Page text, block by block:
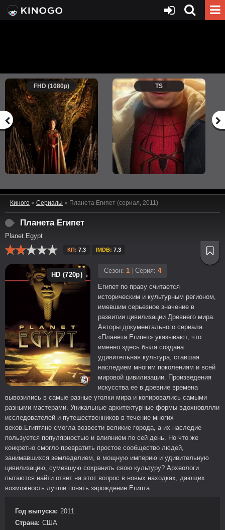
FHD (1080p) TS
Киного » Сериалы » Планета Египет (сериал, 2011)
Планета Египет
Planet Egypt
КП: 7.3 IMDB: 7.3
HD (720p)
Сезон: 1 Серия: 4
Египет по праву считается
историческим и культурным регионом,
имевшим серьезное значение в
развитии цивилизации Древнего мира.
Авторы документального сериала
«Планета Египет» указывают, что
именно здесь была создана
удивительная культура, ставшая
наследием многим поколениям и всей
мировой цивилизации. Произведения
искусства ее в древние времена
вывозились в самые разные уголки мира и копировались самыми
разными мастерами. Уникальные архитектурные формы вдохновляли
исследователей и путешественников в течение многих
веков.Египтяне смогла возвести великие города, а их наследие
пользуется популярностью и влиянием по сей день. Но что же
конкретно смогло превратить простое сообщество людей,
занимавшихся земледелием, в мощную империю и удивительную
цивилизацию, сумевшую сохранить свою культуру? Археологи
пытаются найти ответ на этот вопрос в новых находках, дающих
возможность лучше понять зарождение Египта.
Год выпуска: 2011
Страна: США